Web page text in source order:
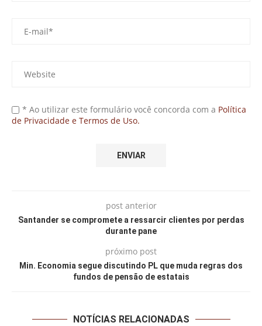
* Ao utilizar este formulário você concorda com a Política
de Privacidade e Termos de Uso.
post anterior
Santander se compromete a ressarcir clientes por perdas
durante pane
próximo post
Min. Economia segue discutindo PL que muda regras dos
fundos de pensão de estatais
NOTÍCIAS RELACIONADAS